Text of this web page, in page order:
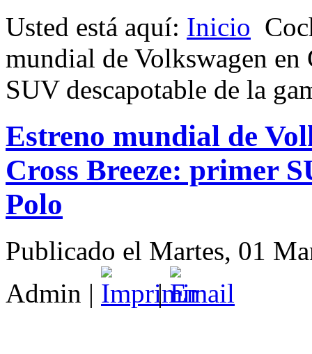
Usted está aquí: Inicio
mundial de Volkswagen en
SUV descapotable de la
Estreno mundial de
Cross Breeze: primer
Polo
Publicado el Martes, 01
Admin | |